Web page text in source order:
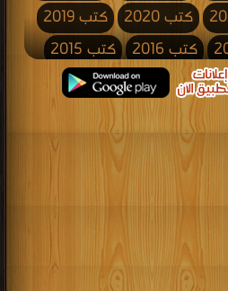
كتب 2020
كتب 2019
كتب 2016
كتب 2015
كتب 2012
كتب 2011
كتب 2008
كتب 2004
كتب 2003
كتب 2000
كتب 1992
كتب 1991
كتب 1988
كتب 1987